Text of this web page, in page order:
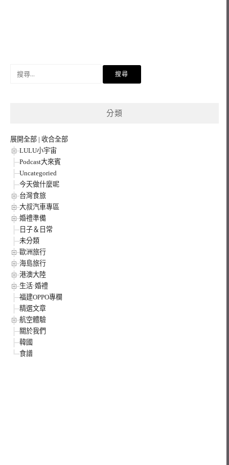
分類
展開全部 | 收合全部
LULU小宇宙
Podcast大來賓
Uncategoried
今天做什麼呢
台灣食旅
大叔汽車專區
婚禮準備
日子＆日常
未分類
歐洲旅行
海島旅行
港澳大陸
生活·婚禮
福建OPPO專欄
精選文章
航空體驗
關於我們
韓國
食譜